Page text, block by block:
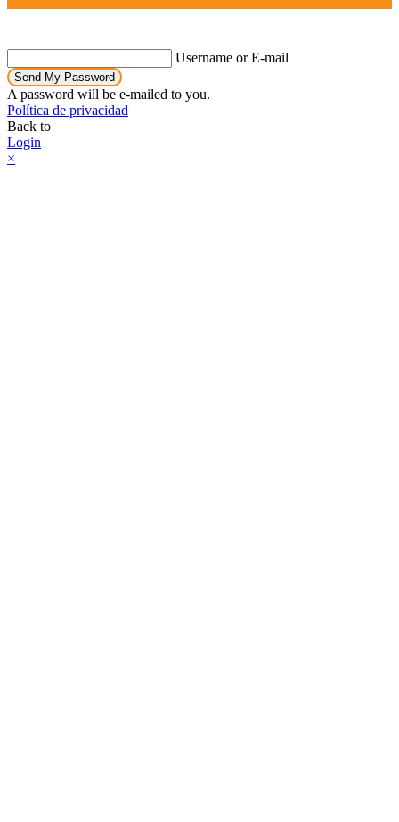
Username or E-mail
Send My Password
A password will be e-mailed to you.
Política de privacidad
Back to
Login
×